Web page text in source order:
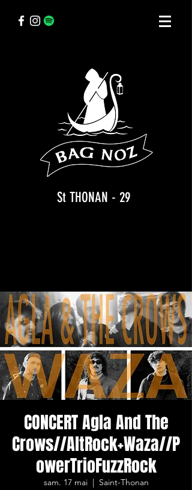
St THONAN - 29
CONCERT Agla And The
Crows//AltRock+Waza//P
owerTrioFuzzRock
sam. 17 mai
  |
Saint-Thonan